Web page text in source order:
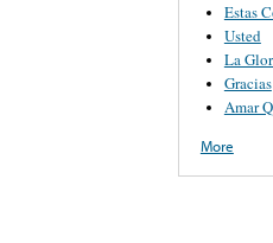
Estas
Usted
La
Gracias
Amar
More